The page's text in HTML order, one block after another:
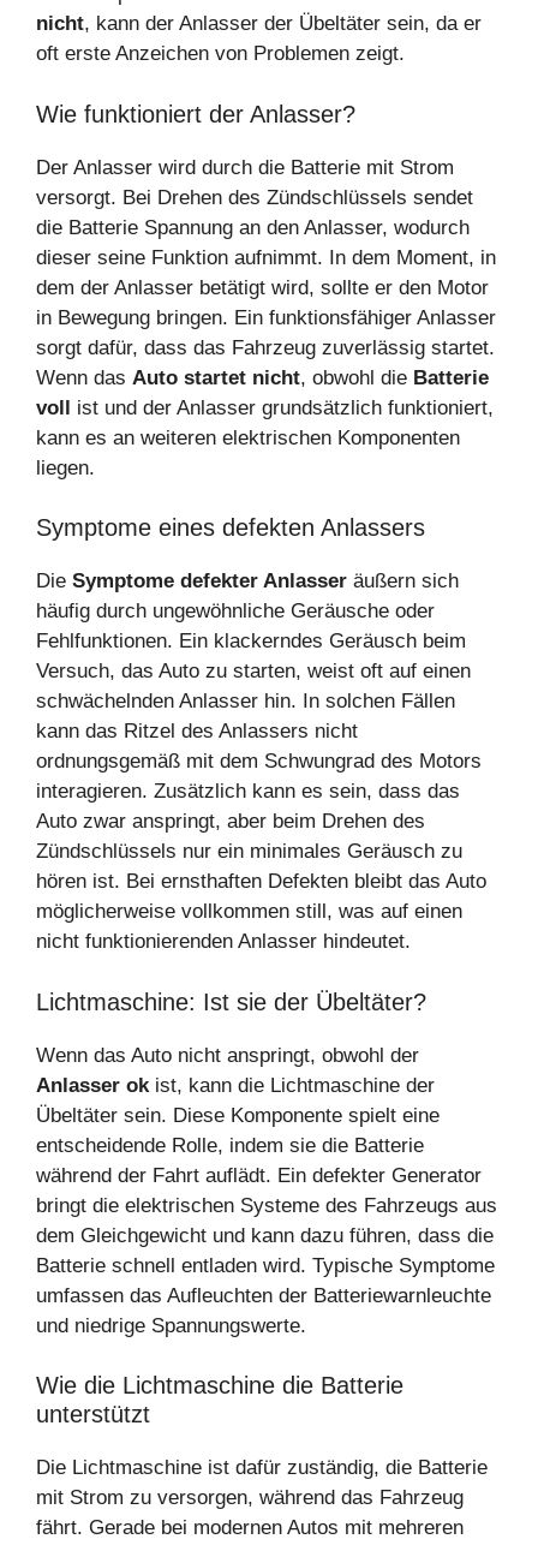
nicht, kann der Anlasser der Übeltäter sein, da er
oft erste Anzeichen von Problemen zeigt.
Wie funktioniert der Anlasser?
Der Anlasser wird durch die Batterie mit Strom
versorgt. Bei Drehen des Zündschlüssels sendet
die Batterie Spannung an den Anlasser, wodurch
dieser seine Funktion aufnimmt. In dem Moment, in
dem der Anlasser betätigt wird, sollte er den Motor
in Bewegung bringen. Ein funktionsfähiger Anlasser
sorgt dafür, dass das Fahrzeug zuverlässig startet.
Wenn das Auto startet nicht, obwohl die Batterie
voll ist und der Anlasser grundsätzlich funktioniert,
kann es an weiteren elektrischen Komponenten
liegen.
Symptome eines defekten Anlassers
Die Symptome defekter Anlasser äußern sich
häufig durch ungewöhnliche Geräusche oder
Fehlfunktionen. Ein klackerndes Geräusch beim
Versuch, das Auto zu starten, weist oft auf einen
schwächelnden Anlasser hin. In solchen Fällen
kann das Ritzel des Anlassers nicht
ordnungsgemäß mit dem Schwungrad des Motors
interagieren. Zusätzlich kann es sein, dass das
Auto zwar anspringt, aber beim Drehen des
Zündschlüssels nur ein minimales Geräusch zu
hören ist. Bei ernsthaften Defekten bleibt das Auto
möglicherweise vollkommen still, was auf einen
nicht funktionierenden Anlasser hindeutet.
Lichtmaschine: Ist sie der Übeltäter?
Wenn das Auto nicht anspringt, obwohl der
Anlasser ok ist, kann die Lichtmaschine der
Übeltäter sein. Diese Komponente spielt eine
entscheidende Rolle, indem sie die Batterie
während der Fahrt auflädt. Ein defekter Generator
bringt die elektrischen Systeme des Fahrzeugs aus
dem Gleichgewicht und kann dazu führen, dass die
Batterie schnell entladen wird. Typische Symptome
umfassen das Aufleuchten der Batteriewarnleuchte
und niedrige Spannungswerte.
Wie die Lichtmaschine die Batterie
unterstützt
Die Lichtmaschine ist dafür zuständig, die Batterie
mit Strom zu versorgen, während das Fahrzeug
fährt. Gerade bei modernen Autos mit mehreren